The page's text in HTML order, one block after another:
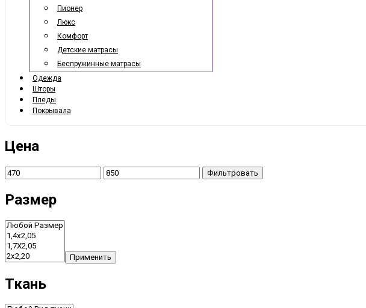
Пионер
Люкс
Комфорт
Детские матрасы
Беспружинные матрасы
Одежда
Шторы
Пледы
Покрывала
Цена
Фильтровать
Размер
Применить
Ткань